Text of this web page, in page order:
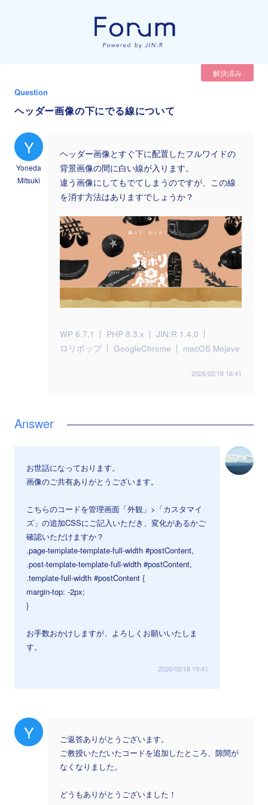
解決済み
Question
ヘッダー画像の下にでる線について
Y
Yoneda
Mitsuki
ヘッダー画像とすぐ下に配置したフルワイドの
背景画像の間に白い線が入ります。
違う画像にしてもでてしまうのですが、この線
を消す方法はありますでしょうか？
WP 6.7.1 PHP 8.3.x
JIN:R 1.4.0
ロリポップ
GoogleChrome macOS Mojave
2026/02/18 16:41
お世話になっております。
画像のご共有ありがとうございます。
こちらのコードを管理画面「外観」>「カスタマイ
ズ」の追加CSSにご記入いただき、変化があるかご
確認いただけますか？
.page-template-template-full-width #postContent,
.post-template-template-full-width #postContent,
.template-full-width #postContent {
margin-top: -2px;
}
お手数おかけしますが、よろしくお願いいたしま
す。
2026/02/18 19:41
Y
ご返答ありがとうございます。
ご教授いただいたコードを追加したところ、隙間が
なくなりました。
どうもありがとうございました！